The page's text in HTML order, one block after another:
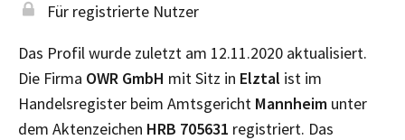
Für registrierte Nutzer
Das Profil wurde zuletzt am 12.11.2020 aktualisiert.
Die Firma OWR GmbH mit Sitz in Elztal ist im
Handelsregister beim Amtsgericht Mannheim unter
dem Aktenzeichen HRB 705631 registriert. Das